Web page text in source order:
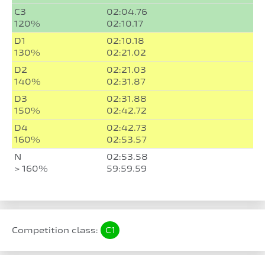
C3
120%
02:04.76
02:10.17
D1
130%
02:10.18
02:21.02
D2
140%
02:21.03
02:31.87
D3
150%
02:31.88
02:42.72
D4
160%
02:42.73
02:53.57
N
> 160%
02:53.58
59:59.59
Competition class: C1